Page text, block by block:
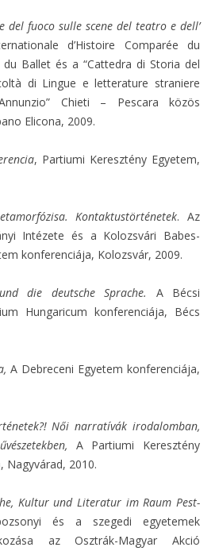
del fuoco sulle scene del teatro e dell’
d’Histoire Comparée du
du Ballet és a “Cattedra di Storia del
di Lingue e letterature straniere
Chieti – Pescara közös
Elicona, 2009.
, Partiumi Keresztény Egyetem,
Kontaktustörténetek. Az
Intézete és a Kolozsvári Babes-
konferenciája, Kolozsvár, 2009.
die deutsche Sprache.
A Bécsi
Hungaricum konferenciája, Bécs
A Debreceni Egyetem konferenciája,
Női narratívák irodalomban,
A Partiumi Keresztény
Nagyvárad, 2010.
Kultur und Literatur im Raum Pest-
és a szegedi egyetemek
az Osztrák-Magyar Akció